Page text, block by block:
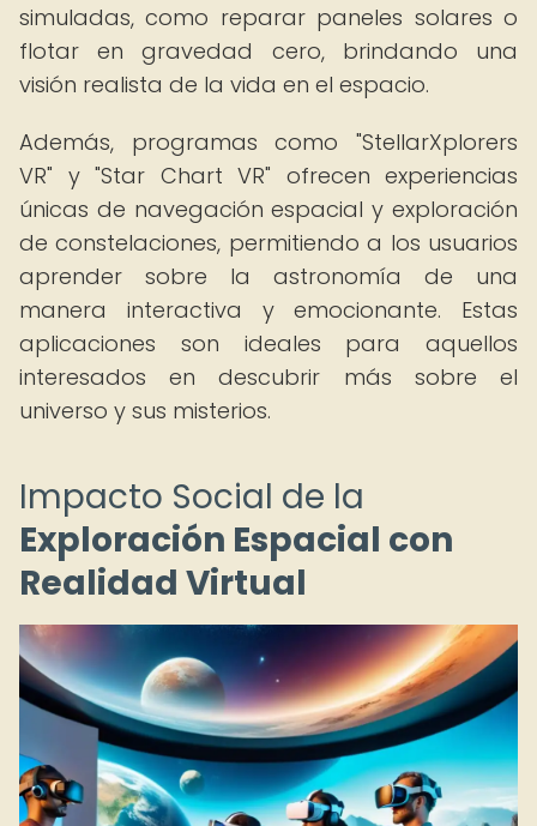
simuladas, como reparar paneles solares o
flotar en gravedad cero, brindando una
visión realista de la vida en el espacio.
Además, programas como "StellarXplorers
VR" y "Star Chart VR" ofrecen experiencias
únicas de navegación espacial y exploración
de constelaciones, permitiendo a los usuarios
aprender sobre la astronomía de una
manera interactiva y emocionante. Estas
aplicaciones son ideales para aquellos
interesados en descubrir más sobre el
universo y sus misterios.
Impacto Social de la
Exploración Espacial con
Realidad Virtual